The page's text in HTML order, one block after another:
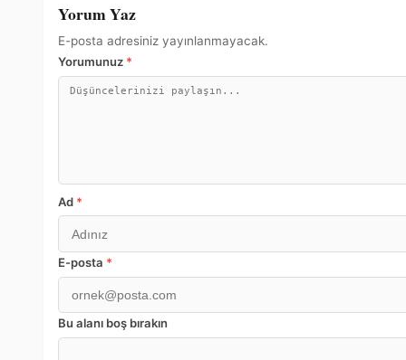
Yorum Yaz
E-posta adresiniz yayınlanmayacak.
Yorumunuz *
Ad *
E-posta *
Bu alanı boş bırakın